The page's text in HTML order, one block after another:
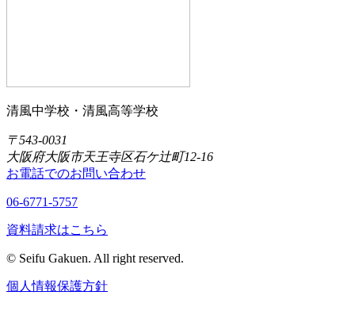
清風中学校・清風高等学校
〒543-0031
大阪府大阪市天王寺区石ケ辻町12-16
お電話でのお問い合わせ
06-6771-5757
資料請求はこちら
© Seifu Gakuen. All right reserved.
個人情報保護方針